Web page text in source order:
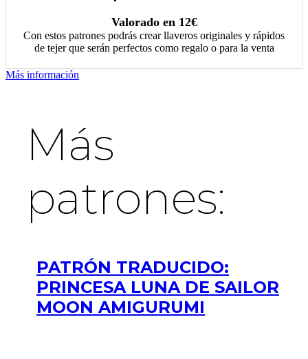
Valorado en 12€
Con estos patrones podrás crear llaveros originales y rápidos
de tejer que serán perfectos como regalo o para la venta
Más información
Más
patrones:
PATRÓN TRADUCIDO:
PRINCESA LUNA DE SAILOR
MOON AMIGURUMI